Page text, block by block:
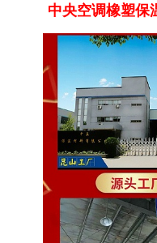
中央空调橡塑保